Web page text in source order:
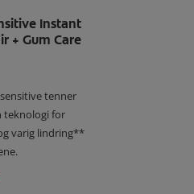
Instant
+ Gum Care
tenner
teknologi for
varig lindring**